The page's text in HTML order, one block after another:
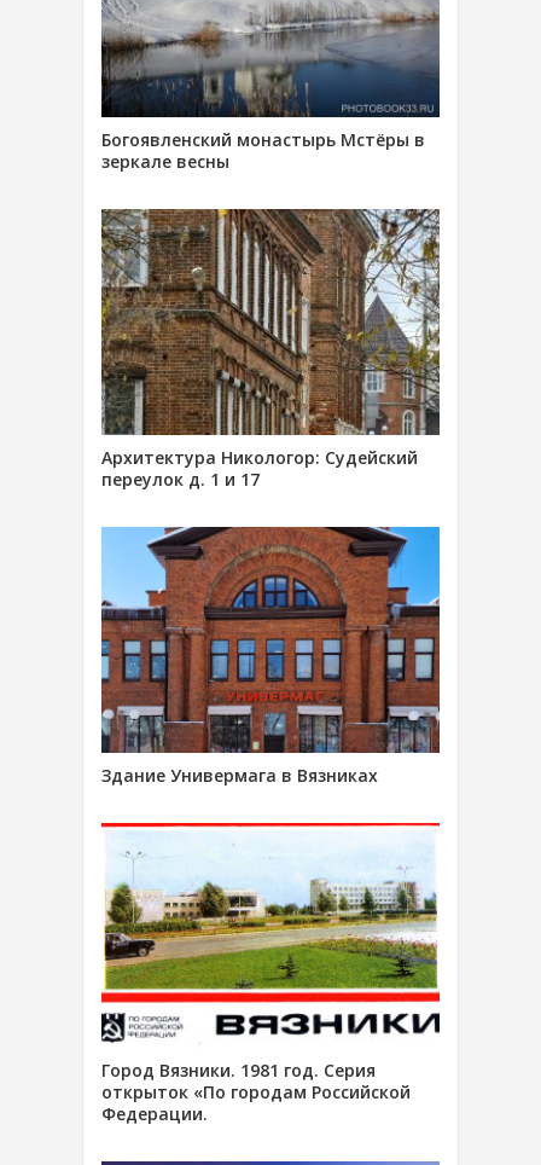
Богоявленский монастырь Мстёры в
зеркале весны
Архитектура Никологор: Судейский
переулок д. 1 и 17
Здание Универмага в Вязниках
Город Вязники. 1981 год. Серия
открыток «По городам Российской
Федерации.